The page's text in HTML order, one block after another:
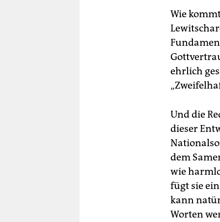
Wie
ehrlich
Und die
dieser
dem
wie
fügt sie
kann
Worten